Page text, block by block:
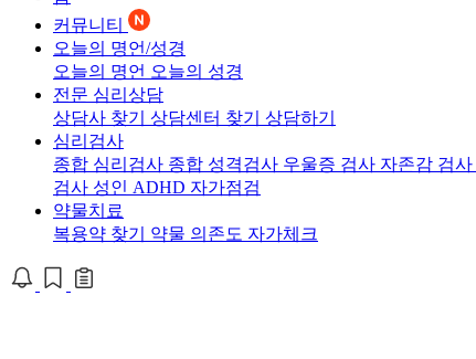
커뮤니티
오늘의 명언/성경
오늘의 명언 오늘의 성경
전문 심리상담
상담사 찾기 상담센터 찾기 상담하기
심리검사
종합 심리검사 종합 성격검사 우울증 검사 자존감 검사
검사 성인 ADHD 자가점검
약물치료
복용약 찾기 약물 의존도 자가체크